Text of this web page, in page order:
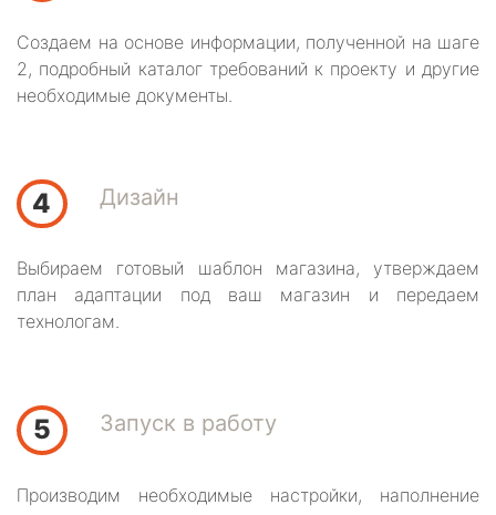
Создаем на основе информации, полученной на шаге
2, подробный каталог требований к проекту и другие
необходимые документы.
4 Дизайн
Выбираем готовый шаблон магазина, утверждаем
план адаптации под ваш магазин и передаем
технологам.
5 Запуск в работу
Производим необходимые настройки, наполнение